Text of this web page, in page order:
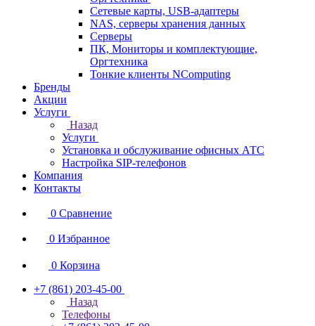
Сетевые карты, USB-адаптеры
NAS, серверы хранения данных
Серверы
ПК, Мониторы и комплектующие,
Оргтехника
Тонкие клиенты NComputing
Бренды
Акции
Услуги
Назад
Услуги
Установка и обслуживание офисных АТС
Настройка SIP-телефонов
Компания
Контакты
0 Сравнение
0 Избранное
0 Корзина
+7 (861) 203-45-00
Назад
Телефоны